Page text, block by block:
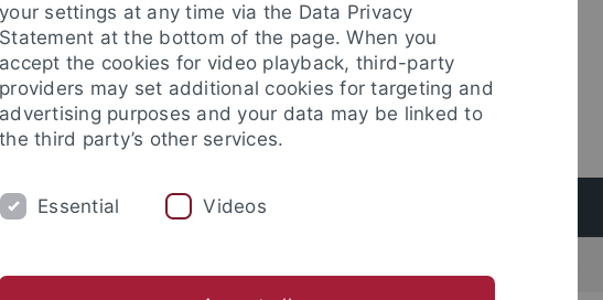
SEMINARE KONTAKT
your settings at any time via the Data Privacy
Statement at the bottom of the page. When you
accept the cookies for video playback, third-party
providers may set additional cookies for targeting and
advertising purposes and your data may be linked to
the third party’s other services.
Essential Videos